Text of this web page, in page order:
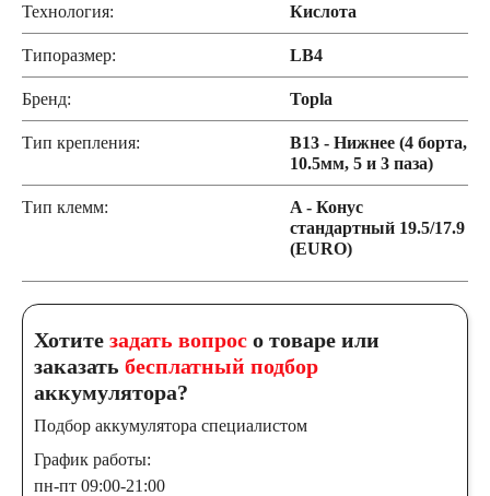
Технология: Кислота
Типоразмер: LB4
Бренд: Topla
Тип крепления:
B13 - Нижнее (4 борта,
10.5мм, 5 и 3 паза)
Тип клемм:
A - Конус
стандартный 19.5/17.9
(EURO)
Хотите задать вопрос о товаре или
заказать бесплатный подбор
аккумулятора?
Подбор аккумулятора специалистом
График работы:
пн-пт 09:00-21:00